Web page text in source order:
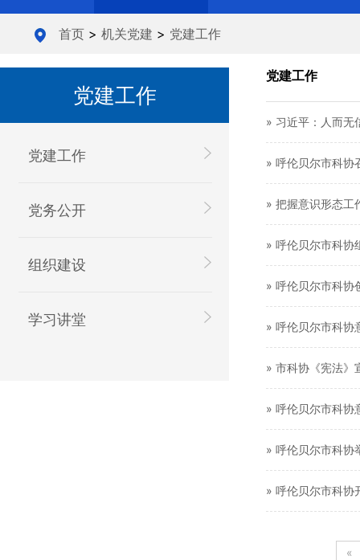
首页> 机关党建 > 党建工作
党建工作
党建工作
党务公开
组织建设
学习讲堂
党建工作
» 习近平：人而无
» 呼伦贝尔市科协
» 把握意识形态工
» 呼伦贝尔市科协
» 呼伦贝尔市科协
» 呼伦贝尔市科
» 市科协《宪法
» 呼伦贝尔市科
» 呼伦贝尔市科协
» 呼伦贝尔市科协
«